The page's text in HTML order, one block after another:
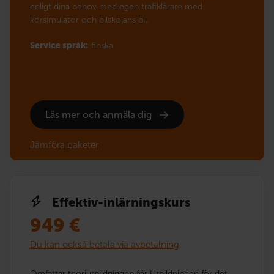
enligt dina behov med egen trafiklärare med
körsimulator och bilskolans bil.
Service språk: finska
Läs mer och anmäla dig
Jämföra paketer
Effektiv-inlärningskurs
949 €
Du kan också betala via avbetalning